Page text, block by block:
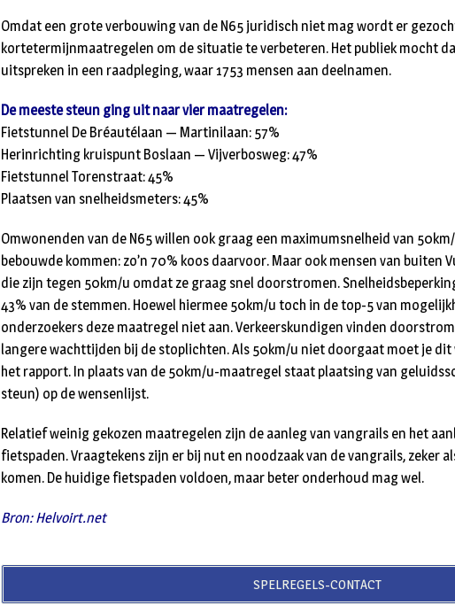
Omdat een grote verbouwing van de N65 juridisch niet mag wordt er
kortetermijnmaatregelen om de situatie te verbeteren. Het publiek mocht
uitspreken in een raadpleging, waar 1753 mensen aan deelnamen.
De meeste steun ging uit naar vier maatregelen:
Fietstunnel De Bréautélaan — Martinilaan: 57%
Herinrichting kruispunt Boslaan — Vijverbosweg: 47%
Fietstunnel Torenstraat: 45%
Plaatsen van snelheidsmeters: 45%
Omwonenden van de N65 willen ook graag een maximumsnelheid van
bebouwde kommen: zo’n 70% koos daarvoor. Maar ook mensen van buiten
die zijn tegen 50km/u omdat ze graag snel doorstromen.
43% van de stemmen. Hoewel hiermee 50km/u toch in de top-5 van
onderzoekers deze maatregel niet aan. Verkeerskundigen vinden
langere wachttijden bij de stoplichten. Als 50km/u niet doorgaat moet je
het rapport. In plaats van de 50km/u-maatregel staat plaatsing van
steun) op de wensenlijst.
Relatief weinig gekozen maatregelen zijn de aanleg van vangrails en het
fietspaden. Vraagtekens zijn er bij nut en noodzaak van de vangrails, zeker
komen. De huidige fietspaden voldoen, maar beter onderhoud mag wel.
Bron: Helvoirt.net
SPELREGELS-CONTACT